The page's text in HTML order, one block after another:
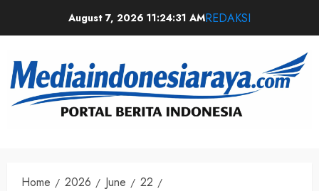
August 7, 2026 11:24:32 AMREDAKSI
Home 2026 June
22